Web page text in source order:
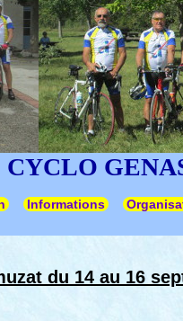
CYCLO
Informations
du 14 au 16